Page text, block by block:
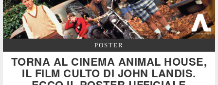
POSTER
TORNA AL CINEMA ANIMAL HOUSE,
IL FILM CULTO DI JOHN LANDIS.